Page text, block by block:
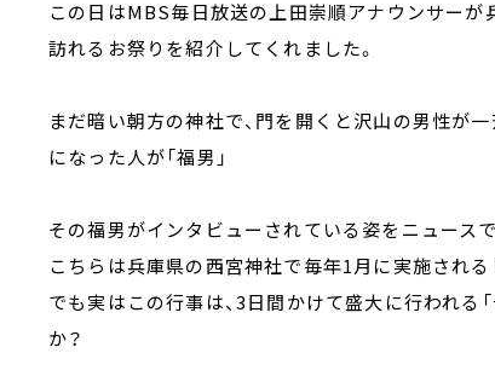
この日はMBS毎日放送の上田崇順アナウンサー
訪れるお祭りを紹介してくれました。
まだ暗い朝方の神社で、門を開くと沢山の男性が
になった人が「福男」
その福男がインタビューされている姿をニュース
こちらは兵庫県の西宮神社で毎年1月に実施される
でも実はこの行事は、3日間かけて盛大に行われる
か？